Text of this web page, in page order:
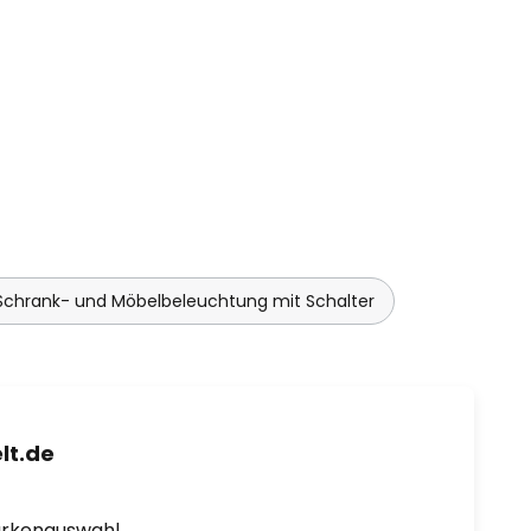
und Möbelbeleuchtung mit Schalter